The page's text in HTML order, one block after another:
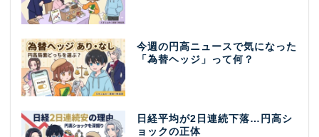
今週の円高ニュースで気になった
「為替ヘッジ」って何？
日経平均が2日連続下落…円高シ
ョックの正体